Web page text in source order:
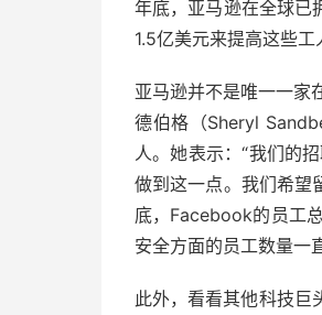
年底，亚马逊在全球已
1.5亿美元来提高这些
亚马逊并不是唯一一家
德伯格（Sheryl
人。她表示：“我们的
做到这一点。我们希望
底，Facebook的员工
安全方面的员工数量一
此外，看看其他科技